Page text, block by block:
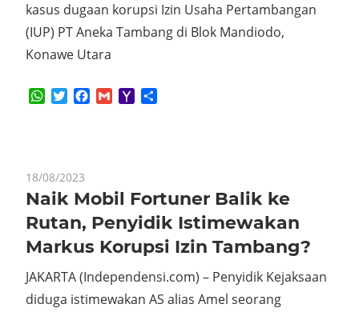
kasus dugaan korupsi Izin Usaha Pertambangan
(IUP) PT Aneka Tambang di Blok Mandiodo,
Konawe Utara
WhatsApp
TwitterFacebook
GmailYahoo
18/08/2023
Naik Mobil Fortuner Balik ke
Rutan, Penyidik Istimewakan
Markus Korupsi Izin Tambang?
JAKARTA (Independensi.com) – Penyidik Kejaksaan
diduga istimewakan AS alias Amel seorang